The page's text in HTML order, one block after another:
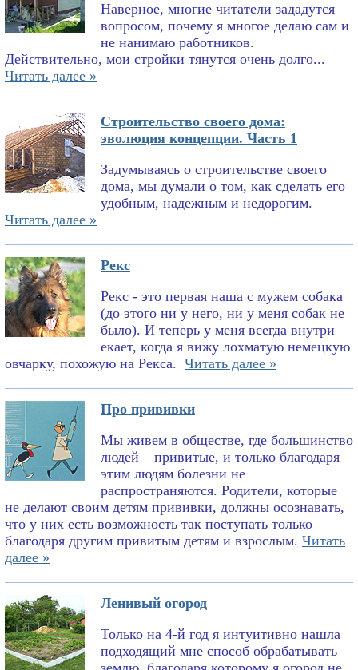
Наверное, многие читатели зададутся
вопросом, почему я многое делаю сам и
не нанимаю работников.
Действительно, мои стройки тянутся очень долго...
Читать далее »
Строительство своего дома:
эволюция концепции. Часть 1
Задумываясь о строительстве своего
дома, мы думали о том, как сделать его
удобным, надежным и недорогим.
Читать далее »
Рекс
Рекс - это первая наша с мужем собака
(до этого ни у него, ни у меня собак не
было). И теперь у меня всегда внутри
екает, когда я вижу лохматую немецкую
овчарку, похожую на Рекса. Читать далее »
Про прививки
Мы живем в обществе, где большинство
людей – привитые, и только благодаря
этим людям болезни не
распространяются. Родители, которые
не делают своим детям прививки, должны осознавать,
что у них есть возможность так поступать только
благодаря другим привитым детям и взрослым. Читать
далее »
Ленивый огород
Только на 4-й год я интуитивно нашла
подходящий мне способ обрабатывать